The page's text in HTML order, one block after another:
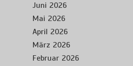
Juni 2026
Mai 2026
April 2026
März 2026
Februar 2026